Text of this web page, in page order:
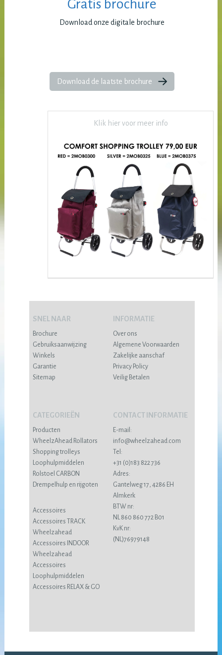
Gratis brochure
Download onze digitale brochure
Download de laatste brochure
Klik hier voor meer info
SNEL NAAR
Brochure
Gebruiksaanwijzing
Winkels
Garantie
Sitemap
INFORMATIE
Over ons
Algemene Voorwaarden
Zakelijke aanschaf
Privacy Policy
Veilig Betalen
CATEGORIEËN
Producten
WheelzAhead Rollators
Shopping trolleys
Loophulpmiddelen
Rolstoel CARBON
Drempelhulp en rijgoten
Accessoires
Accessoires TRACK
Wheelzahead
Accessoires INDOOR
Wheelzahead
Accessoires
Loophulpmiddelen
Accessoires RELAX & GO
CONTACT INFORMATIE
E-mail:
info@wheelzahead.com
Tel:
+31 (0)183 822 736
Adres:
Gantelweg 17, 4286 EH
Almkerk
BTW nr:
NL 860 860 772 B01
KvK nr:
(NL)76979148